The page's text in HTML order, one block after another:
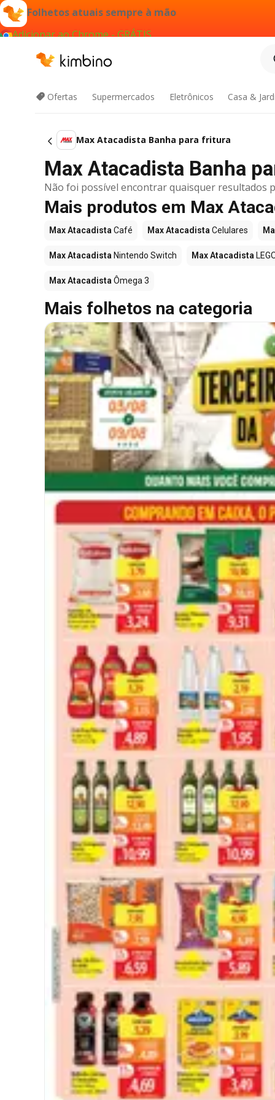
Folhetos atuais sempre à mão
Adicionar ao Chrome - GRÁTIS
Ofertas Supermercados Eletrônicos Casa &
Max Atacadista Banha para fritura
Max Atacadista Banha
Não foi possível encontrar quaisquer resultados
Mais produtos em Max
Max Atacadista Café Max Atacadista Celulares
Max Atacadista Nintendo Switch Max Atacadista
Max Atacadista Ômega 3
Mais folhetos na categoria